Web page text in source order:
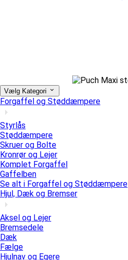
Vælg Kategori
Forgaffel og Støddæmpere
Styrlås
Støddæmpere
Skruer og Bolte
Kronrør og Lejer
Komplet Forgaffel
Gaffelben
Se alt i Forgaffel og Støddæmpere
Hjul, Dæk og Bremser
Aksel og Lejer
Bremsedele
Dæk
Fælge
Hjulnav og Egere